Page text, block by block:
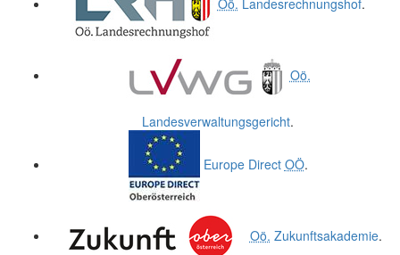
Oö.
Landesverwaltungsgericht.
Europe Direct OÖ.
Oö. Zukunftsakademie.